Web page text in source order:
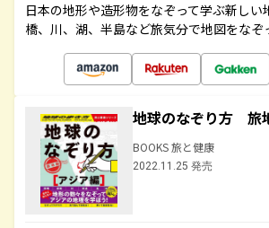
日本の地形や造形物をなぞって学ぶ新しい
橋、川、湖、半島など旅気分で地図をなぞ
地球のなぞり方 旅
BOOKS 旅と健康
2022.11.25 発売